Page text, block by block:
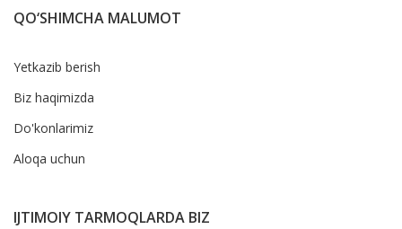
QO‘SHIMCHA MALUMOT
Yetkazib berish
Biz haqimizda
Do'konlarimiz
Aloqa uchun
IJTIMOIY TARMOQLARDA BIZ